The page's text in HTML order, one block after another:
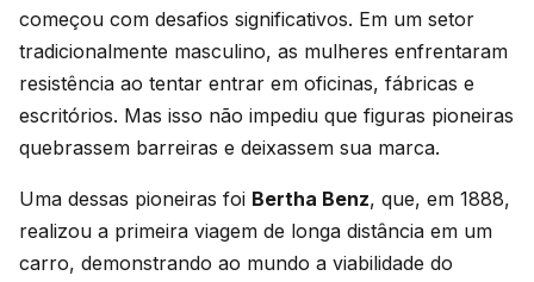
começou com desafios significativos. Em um setor
tradicionalmente masculino, as mulheres enfrentaram
resistência ao tentar entrar em oficinas, fábricas e
escritórios. Mas isso não impediu que figuras pioneiras
quebrassem barreiras e deixassem sua marca.
Uma dessas pioneiras foi Bertha Benz, que, em 1888,
realizou a primeira viagem de longa distância em um
carro, demonstrando ao mundo a viabilidade do